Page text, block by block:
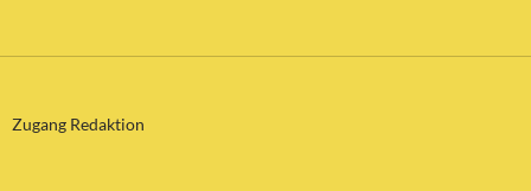
Zugang Redaktion